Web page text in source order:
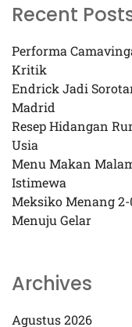
Recent
Performa
Kritik
Endrick Jadi
Madrid
Resep Hidangan
Usia
Menu Makan
Istimewa
Meksiko Menang
Menuju Gelar
Archives
Agustus 2026